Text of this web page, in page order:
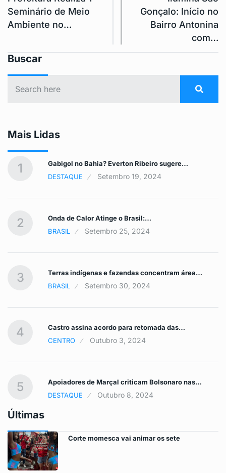
Seminário de Meio
Ambiente no…
Gonçalo: Início no
Bairro Antonina
com…
Buscar
Mais Lidas
1
Gabigol no Bahia? Everton Ribeiro sugere…
DESTAQUE
Setembro 19, 2024
2
Onda de Calor Atinge o Brasil:…
BRASIL
Setembro 25, 2024
3
Terras indígenas e fazendas concentram área…
BRASIL
Setembro 30, 2024
4
Castro assina acordo para retomada das…
CENTRO
Outubro 3, 2024
5
Apoiadores de Marçal criticam Bolsonaro nas…
DESTAQUE
Outubro 8, 2024
Últimas
Corte momesca vai animar os sete